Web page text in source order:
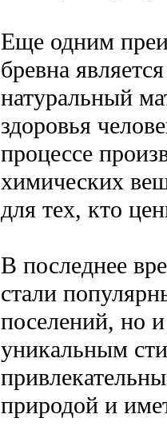
Еще одним
бревна
натуральный
здоровья
процессе
химических
для тех, кто
В последнее
стали
поселений, но
уникальным
природой и